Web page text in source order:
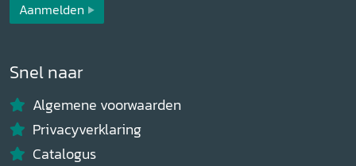
Aanmelden
Snel naar
Algemene voorwaarden
Privacyverklaring
Catalogus